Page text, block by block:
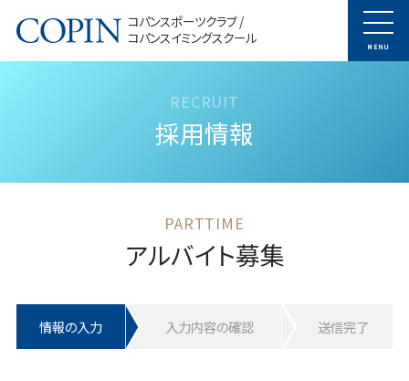
コパンスポーツクラブ /
コパンスイミングスクール
MENU
採用情報
アルバイト募集
情報の入力 入力内容の確認 送信完了